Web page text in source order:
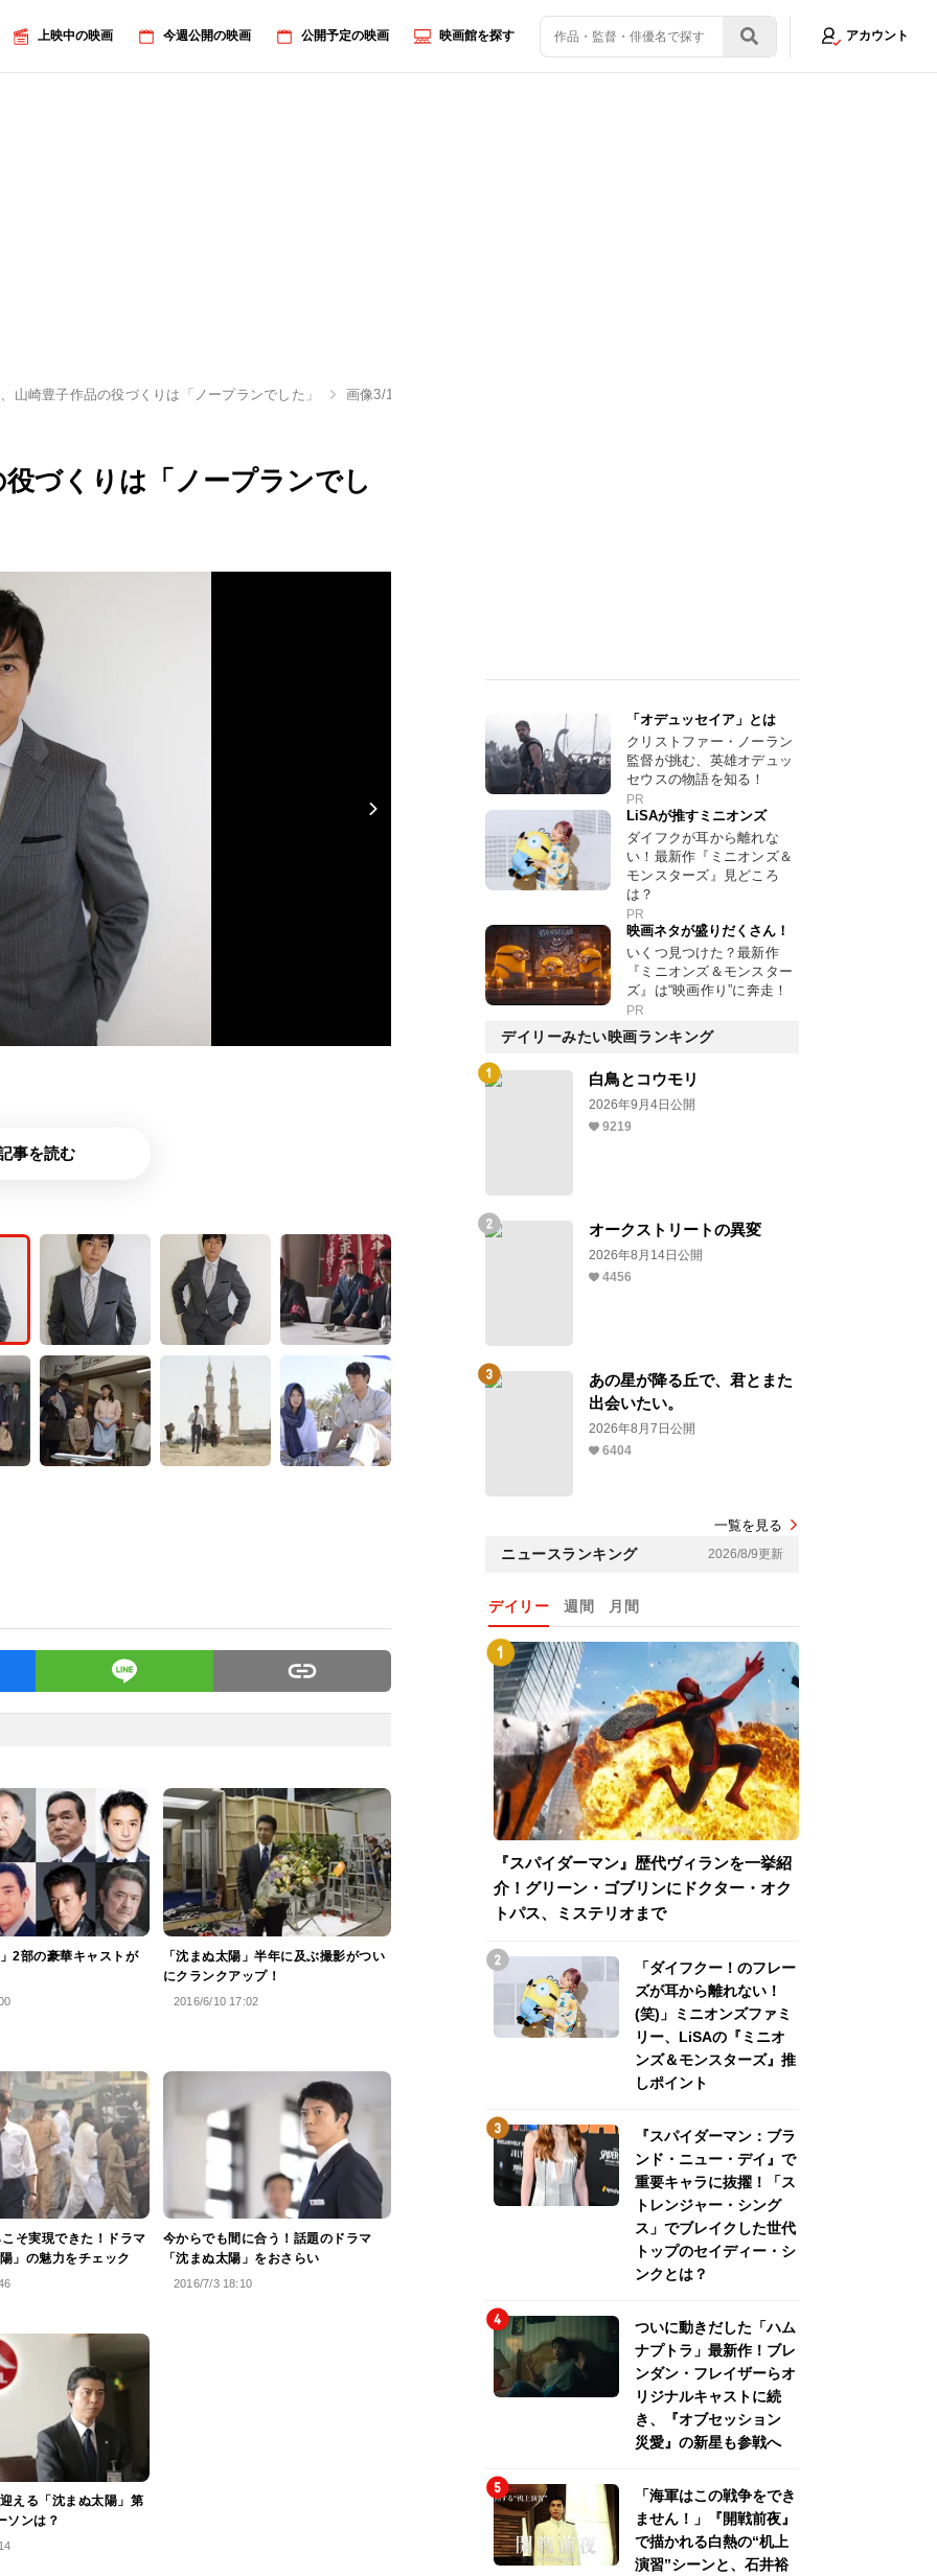
上映中の映画 今週公開の映画 公開予定の映画 映画館を探す アカウント
山崎豊子作品の役づくりは「ノープランでした」 画像3/13
づくりは「ノープランでし
事を読む
2部の豪華キャストが
「沈まぬ太陽」半年に及ぶ撮影がつい
にクランクアップ！
2016/6/10 17:02
そ実現できた！ドラマ
」の魅力をチェック
今からでも間に合う！話題のドラマ
「沈まぬ太陽」をおさらい
2016/7/3 18:10
える「沈まぬ太陽」第
ソンは？
「オデュッセイア」とは
クリストファー・ノーラン
監督が挑む、英雄オデュッ
セウスの物語を知る！
PR
LiSAが推すミニオンズ
ダイフクが耳から離れな
い！最新作『ミニオンズ＆
モンスターズ』見どころ
は？
PR
映画ネタが盛りだくさん！
いくつ見つけた？最新作
『ミニオンズ＆モンスター
ズ』は“映画作り”に奔走！
PR
デイリーみたい映画ランキング
白鳥とコウモリ
2026年9月4日公開
9219
オークストリートの異変
2026年8月14日公開
4456
あの星が降る丘で、君とまた
出会いたい。
2026年8月7日公開
6404
一覧を見る
ニュースランキング 2026/8/9更新
デイリー 週間 月間
『スパイダーマン』歴代ヴィランを一挙紹
介！グリーン・ゴブリンにドクター・オク
トパス、ミステリオまで
「ダイフクー！のフレー
ズが耳から離れない！
(笑)」ミニオンズファミ
リー、LiSAの『ミニオ
ンズ＆モンスターズ』推
しポイント
『スパイダーマン：ブラ
ンド・ニュー・デイ』で
重要キャラに抜擢！「ス
トレンジャー・シング
ス」でブレイクした世代
トップのセイディー・シ
ンクとは？
ついに動きだした「ハム
ナプトラ」最新作！ブレ
ンダン・フレイザーらオ
リジナルキャストに続
き、『オブセッション
災愛』の新星も参戦へ
「海軍はこの戦争をでき
ません！」『開戦前夜』
で描かれる白熱の“机上
演習”シーンと、石井裕